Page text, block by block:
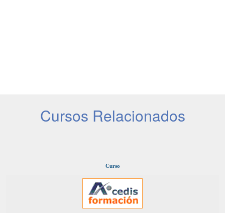
Cursos Relacionados
Curso